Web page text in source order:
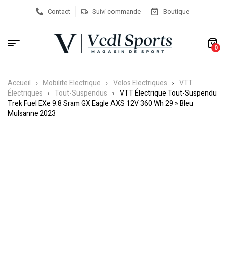
Contact Suivi commande Boutique
0
Accueil Mobilite Electrique Velos Electriques
VTT
Électriques
Tout-Suspendus
VTT Électrique Tout-Suspendu
Trek Fuel EXe 9.8 Sram GX Eagle AXS 12V 360 Wh 29 » Bleu
Mulsanne 2023